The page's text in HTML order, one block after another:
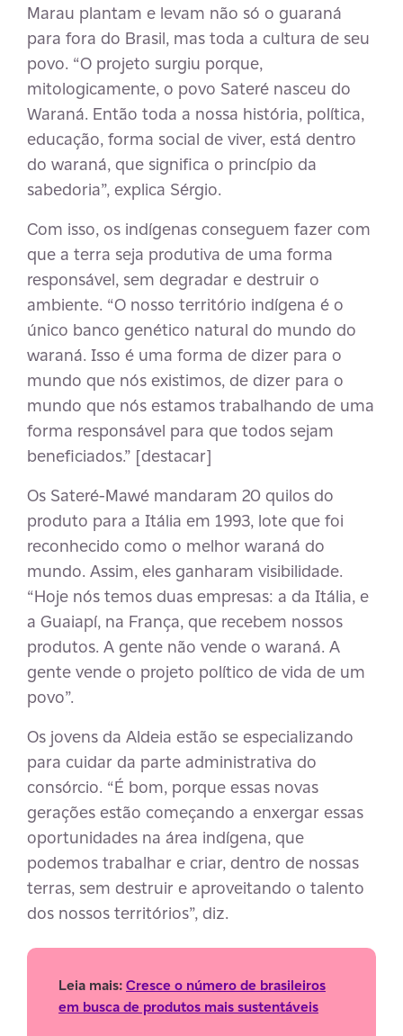
Marau plantam e levam não só o guaraná
para fora do Brasil, mas toda a cultura de seu
povo. “O projeto surgiu porque,
mitologicamente, o povo Sateré nasceu do
Waraná. Então toda a nossa história, política,
educação, forma social de viver, está dentro
do waraná, que significa o princípio da
sabedoria”, explica Sérgio.
Com isso, os indígenas conseguem fazer com
que a terra seja produtiva de uma forma
responsável, sem degradar e destruir o
ambiente. “O nosso território indígena é o
único banco genético natural do mundo do
waraná. Isso é uma forma de dizer para o
mundo que nós existimos, de dizer para o
mundo que nós estamos trabalhando de uma
forma responsável para que todos sejam
beneficiados.” [destacar]
Os Sateré-Mawé mandaram 20 quilos do
produto para a Itália em 1993, lote que foi
reconhecido como o melhor waraná do
mundo. Assim, eles ganharam visibilidade.
“Hoje nós temos duas empresas: a da Itália, e
a Guaiapí, na França, que recebem nossos
produtos. A gente não vende o waraná. A
gente vende o projeto político de vida de um
povo”.
Os jovens da Aldeia estão se especializando
para cuidar da parte administrativa do
consórcio. “É bom, porque essas novas
gerações estão começando a enxergar essas
oportunidades na área indígena, que
podemos trabalhar e criar, dentro de nossas
terras, sem destruir e aproveitando o talento
dos nossos territórios”, diz.
Leia mais:Cresce o número de brasileiros
em busca de produtos mais sustentáveis